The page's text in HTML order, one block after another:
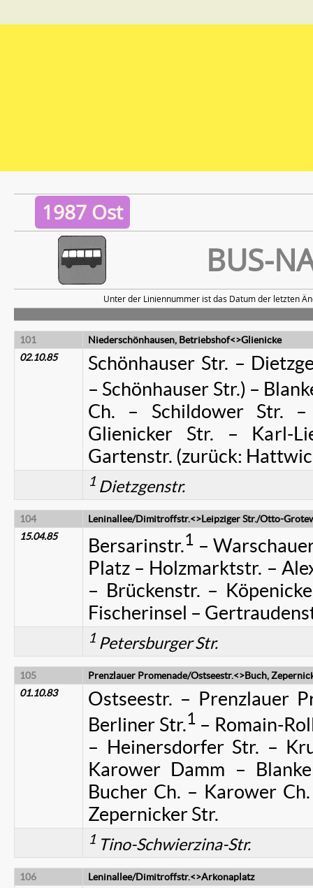
1987 Ost
BUS-
Unter der Liniennummer ist das Datum der letzten
101
Niederschönhausen, Betriebshof<>Glienicke
02.10.85
Schönhauser Str. –
– Schönhauser Str.) –
Ch. – Schildower Str.
Glienicker Str. – Karl-
Gartenstr. (zurück:
1 Dietzgenstr.
104
Leninallee/Dimitroffstr.<>Leipziger Str./Otto-
15.04.85
Bersarinstr.1 –
Platz – Holzmarktstr. –
– Brückenstr. –
Fischerinsel –
1 Petersburger Str.
105
Prenzlauer Promenade/Ostseestr.<>Buch,
01.10.83
Ostseestr. – Prenzlauer
Berliner Str.1– Romain-
– Heinersdorfer Str. –
Karower Damm –
Bucher Ch. – Karower
Zepernicker Str.
1 Tino-Schwierzina-Str.
106
Leninallee/Dimitroffstr.<>Arkonaplatz